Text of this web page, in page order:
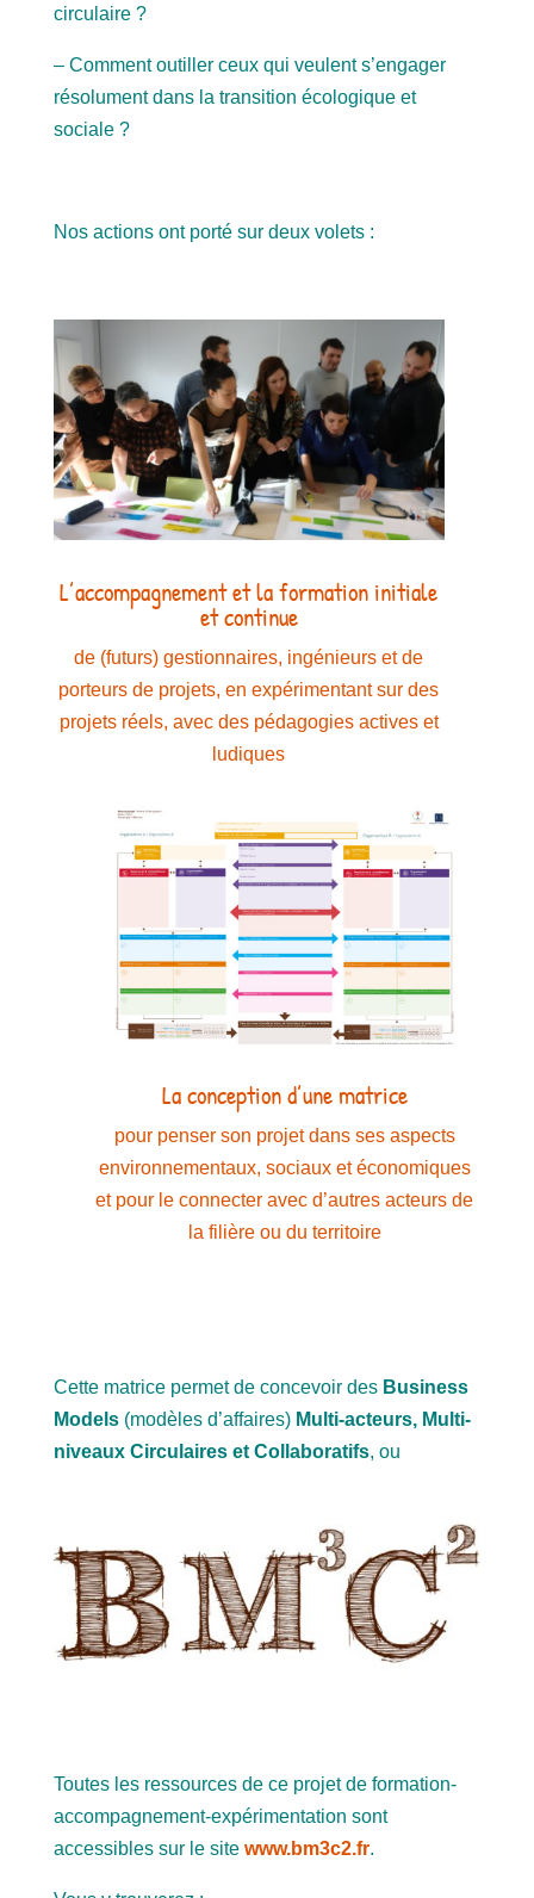
circulaire ?
– Comment outiller ceux qui veulent s’engager
résolument dans la transition écologique et
sociale ?
Nos actions ont porté sur deux volets :
L’accompagnement et la formation initiale
et continue
de (futurs) gestionnaires, ingénieurs et de
porteurs de projets, en expérimentant sur des
projets réels, avec des pédagogies actives et
ludiques
La conception d’une matrice
pour penser son projet dans ses aspects
environnementaux, sociaux et économiques
et pour le connecter avec d’autres acteurs de
la filière ou du territoire
Cette matrice permet de concevoir des Business
Models(modèles d’affaires) Multi-acteurs, Multi-
niveaux Circulaires et Collaboratifs, ou
Toutes les ressources de ce projet de formation-
accompagnement-expérimentation sont
accessibles sur le site www.bm3c2.fr.